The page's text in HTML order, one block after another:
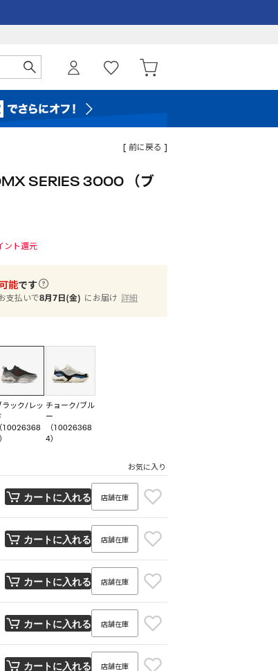
[ 前に戻る ]
SERIES 3000 （ブ
ント還元
能です
支払いで8月7日(金) にお届け 詳細
ラック/レッ
（10026368
チョーク/ブル
ー
（10026368
4）
お気に入り
カートに入れる 店舗在庫
カートに入れる 店舗在庫
カートに入れる 店舗在庫
カートに入れる 店舗在庫
カートに入れる 店舗在庫